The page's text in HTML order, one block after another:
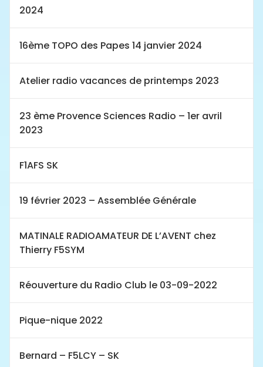
2024
16ème TOPO des Papes 14 janvier 2024
Atelier radio vacances de printemps 2023
23 ème Provence Sciences Radio – 1er avril
2023
F1AFS SK
19 février 2023 – Assemblée Générale
MATINALE RADIOAMATEUR DE L’AVENT chez
Thierry F5SYM
Réouverture du Radio Club le 03-09-2022
Pique-nique 2022
Bernard – F5LCY – SK